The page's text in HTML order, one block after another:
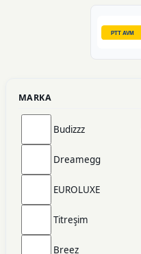
MARKA
Budizzz
Dreamegg
EUROLUXE
Titreşim
Breez